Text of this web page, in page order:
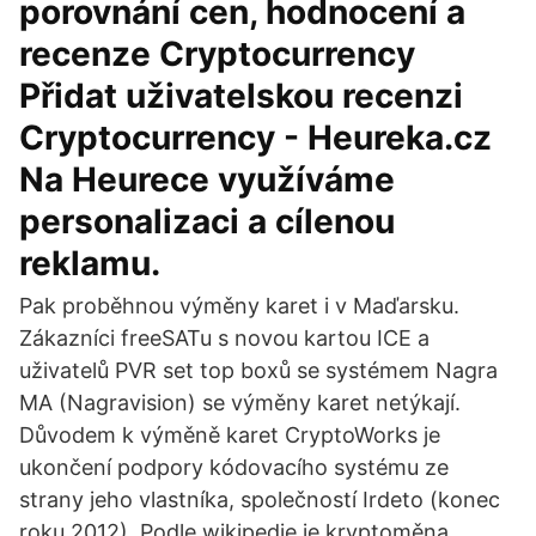
porovnání cen, hodnocení a
recenze Cryptocurrency
Přidat uživatelskou recenzi
Cryptocurrency - Heureka.cz
Na Heurece využíváme
personalizaci a cílenou
reklamu.
Pak proběhnou výměny karet i v Maďarsku.
Zákazníci freeSATu s novou kartou ICE a
uživatelů PVR set top boxů se systémem Nagra
MA (Nagravision) se výměny karet netýkají.
Důvodem k výměně karet CryptoWorks je
ukončení podpory kódovacího systému ze
strany jeho vlastníka, společností Irdeto (konec